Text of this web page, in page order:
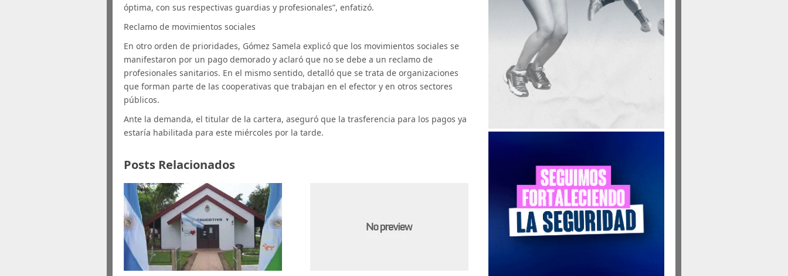
óptima, con sus respectivas guardias y profesionales”, enfatizó.
Reclamo de movimientos sociales
En otro orden de prioridades, Gómez Samela explicó que los movimientos sociales se
manifestaron por un pago demorado y aclaró que no se debe a un reclamo de
profesionales sanitarios. En el mismo sentido, detalló que se trata de organizaciones
que forman parte de las cooperativas que trabajan en el efector y en otros sectores
públicos.
Ante la demanda, el titular de la cartera, aseguró que la trasferencia para los pagos ya
estaría habilitada para este miércoles por la tarde.
Posts Relacionados